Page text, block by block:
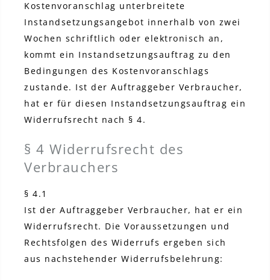
Kostenvoranschlag unterbreitete
Instandsetzungsangebot innerhalb von zwei
Wochen schriftlich oder elektronisch an,
kommt ein Instandsetzungsauftrag zu den
Bedingungen des Kostenvoranschlags
zustande. Ist der Auftraggeber Verbraucher,
hat er für diesen Instandsetzungsauftrag ein
Widerrufsrecht nach § 4.
§ 4 Widerrufsrecht des
Verbrauchers
§ 4.1
Ist der Auftraggeber Verbraucher, hat er ein
Widerrufsrecht. Die Voraussetzungen und
Rechtsfolgen des Widerrufs ergeben sich
aus nachstehender Widerrufsbelehrung: